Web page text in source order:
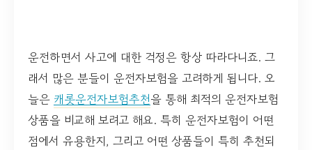
운전하면서 사고에 대한 걱정은 항상 따라다니죠. 그
래서 많은 분들이 운전자보험을 고려하게 됩니다. 오
늘은 캐롯운전자보험추천을 통해 최적의 운전자보험
상품을 비교해 보려고 해요. 특히 운전자보험이 어떤
점에서 유용한지, 그리고 어떤 상품들이 특히 추천되